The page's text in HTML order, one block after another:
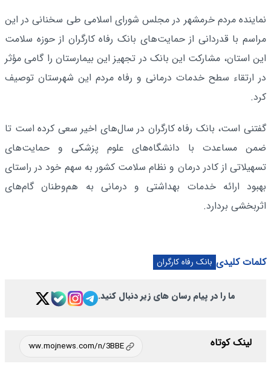
نماینده مردم خرمشهر در مجلس شورای اسلامی طی سخنانی در این
مراسم با قدردانی از حمایت‌های بانک رفاه کارگران از حوزه سلامت
این استان، مشارکت این بانک در تجهیز این بیمارستان را گامی مؤثر
در ارتقاء سطح خدمات درمانی و رفاه مردم این شهرستان توصیف
کرد.
گفتنی است، بانک رفاه کارگران در سال‌های اخیر سعی کرده است تا
ضمن مساعدت با دانشگاه‌های علوم پزشکی و حمایت‌های
تسهیلاتی از کادر درمان و نظام سلامت کشور به سهم خود در راستای
بهبود ارائه خدمات بهداشتی و درمانی به هم‌وطنان گام‌های
اثربخشی بردارد.
کلمات کلیدی بانک رفاه کارگران
ما را در پیام رسان های زیر دنبال کنید.
لینک کوتاه